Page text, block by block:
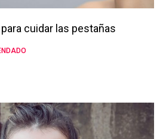
cuidar las pestañas